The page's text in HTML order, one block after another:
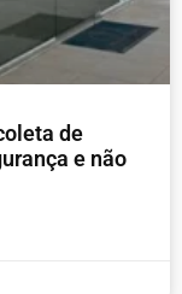
de
e não